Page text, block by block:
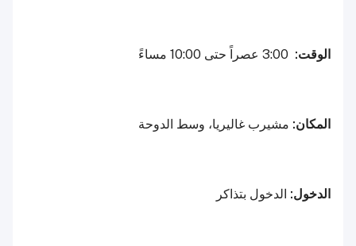
الوقت:
المكان: مشيرب غاليريا، وسط الدوحة
الدخول: الدخول بتذاكر